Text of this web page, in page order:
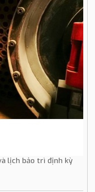
lịch bảo trì định kỳ